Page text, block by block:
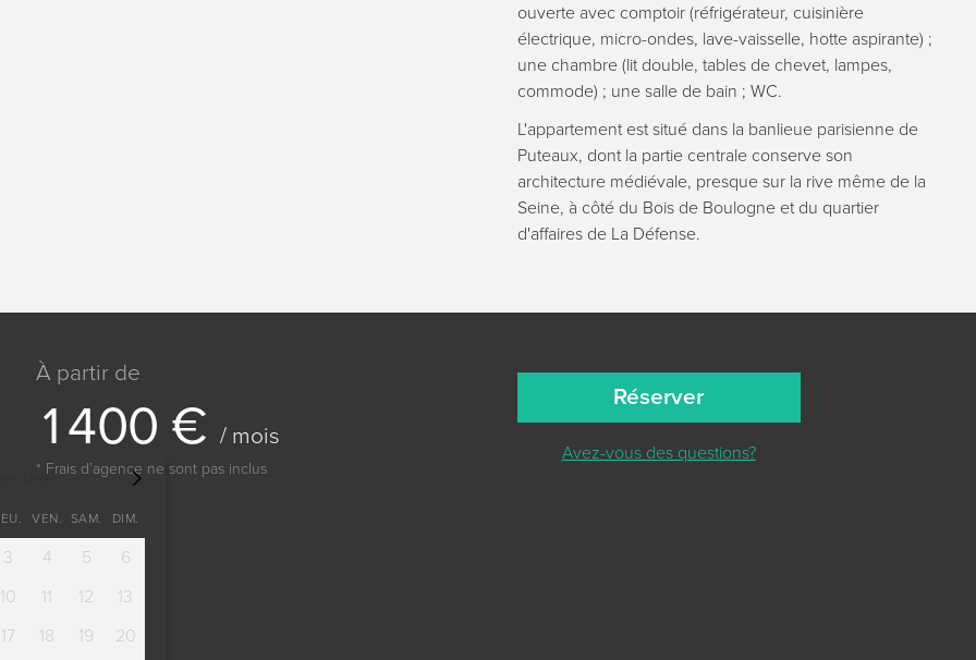
ouverte avec comptoir (réfrigérateur, cuisinière
électrique, micro-ondes, lave-vaisselle, hotte aspirante) ;
une chambre (lit double, tables de chevet, lampes,
commode) ; une salle de bain ; WC.
L'appartement est situé dans la banlieue parisienne de
Puteaux, dont la partie centrale conserve son
architecture médiévale, presque sur la rive même de la
Seine, à côté du Bois de Boulogne et du quartier
d'affaires de La Défense.
VEN. SAM. DIM.
3 4 5
6
10 11 12
13
17 18 19
20
À partir de
1400 € / mois
* Frais dʼagence ne sont pas inclus
Réserver
Avez-vous des questions?